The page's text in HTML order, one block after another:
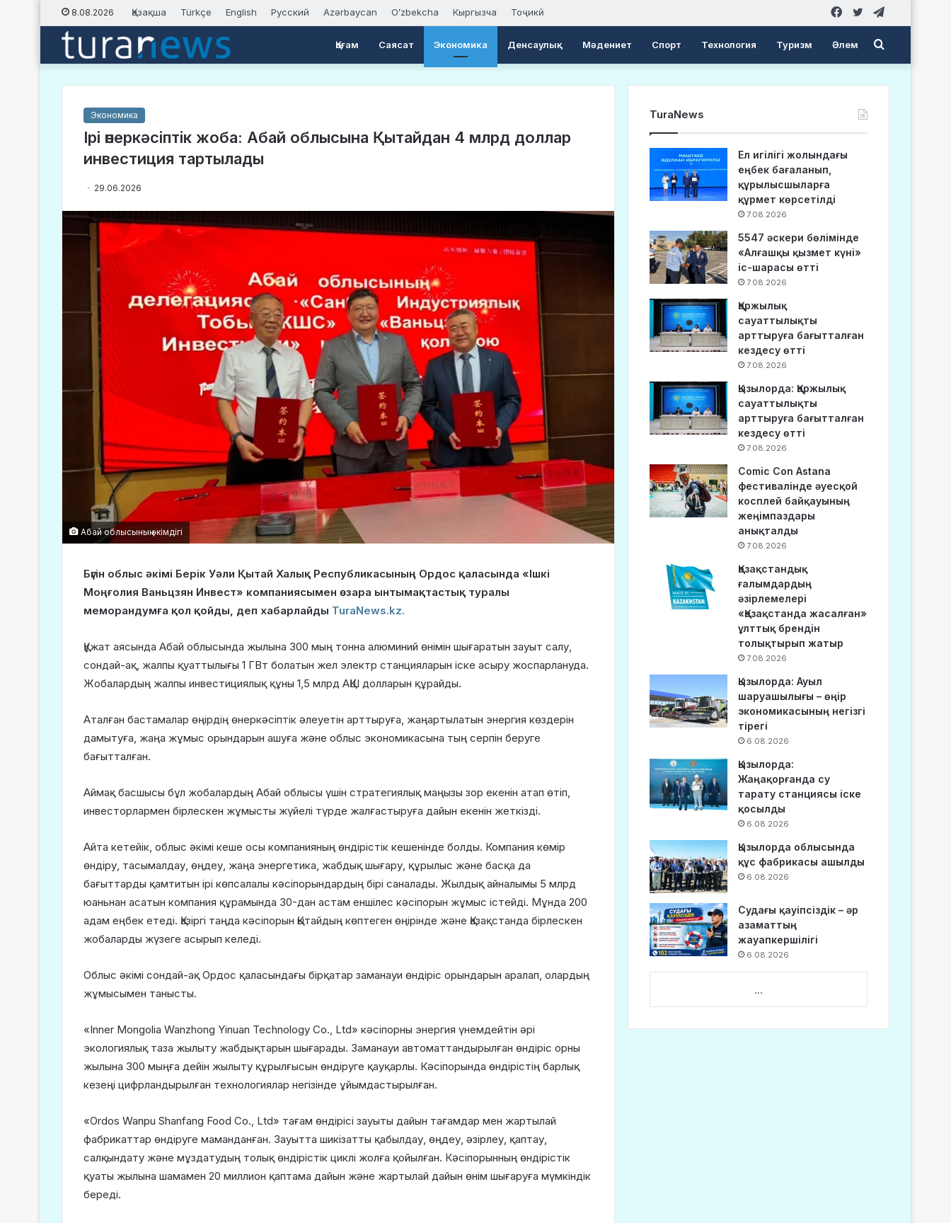
8.08.2026 Қазақша Türkçe English Русский Azərbaycan Oʻzbekcha Кыргызча Тоҷикӣ Twitter
Facebook
Қоғам Саясат Экономика Денсаулық Мәдениет Спорт Технология Туризм Әлем Search
for
Экономика
Ірі өнеркәсіптік жоба: Абай облысына Қытайдан 4 млрд доллар
инвестиция тартылады
29.06.2026
Абай облысының әкімдігі
Бүгін облыс әкімі Берік Уәли Қытай Халық Республикасының Ордос қаласында «Ішкі
Моңғолия Ваньцзян Инвест» компаниясымен өзара ынтымақтастық туралы
меморандумға қол қойды, деп хабарлайды TuraNews.kz.
Құжат аясында Абай облысында жылына 300 мың тонна алюминий өнімін шығаратын зауыт салу,
сондай-ақ, жалпы қуаттылығы 1 ГВт болатын жел электр станцияларын іске асыру жоспарлануда.
Жобалардың жалпы инвестициялық құны 1,5 млрд АҚШ долларын құрайды.
Аталған бастамалар өңірдің өнеркәсіптік әлеуетін арттыруға, жаңартылатын энергия көздерін
дамытуға, жаңа жұмыс орындарын ашуға және облыс экономикасына тың серпін беруге
бағытталған.
Аймақ басшысы бұл жобалардың Абай облысы үшін стратегиялық маңызы зор екенін атап өтіп,
инвесторлармен бірлескен жұмысты жүйелі түрде жалғастыруға дайын екенін жеткізді.
Айта кетейік, облыс әкімі кеше осы компанияның өндірістік кешенінде болды. Компания көмір
өндіру, тасымалдау, өңдеу, жаңа энергетика, жабдық шығару, құрылыс және басқа да
бағыттарды қамтитын ірі көпсалалы кәсіпорындардың бірі саналады. Жылдық айналымы 5 млрд
юаньнан асатын компания құрамында 30-дан астам еншілес кәсіпорын жұмыс істейді. Мұнда 200
адам еңбек етеді. Қазіргі таңда кәсіпорын Қытайдың көптеген өңірінде және Қазақстанда бірлескен
жобаларды жүзеге асырып келеді.
Облыс әкімі сондай-ақ Ордос қаласындағы бірқатар заманауи өндіріс орындарын аралап, олардың
жұмысымен танысты.
«Inner Mongolia Wanzhong Yinuan Technology Co., Ltd» кәсіпорны энергия үнемдейтін әрі
экологиялық таза жылыту жабдықтарын шығарады. Заманауи автоматтандырылған өндіріс орны
жылына 300 мыңға дейін жылыту құрылғысын өндіруге қауқарлы. Кәсіпорында өндірістің барлық
кезеңі цифрландырылған технологиялар негізінде ұйымдастырылған.
«Ordos Wanpu Shanfang Food Co., Ltd» тағам өндірісі зауыты дайын тағамдар мен жартылай
фабрикаттар өндіруге маманданған. Зауытта шикізатты қабылдау, өңдеу, әзірлеу, қаптау,
салқындату және мұздатудың толық өндірістік циклі жолға қойылған. Кәсіпорынның өндірістік
қуаты жылына шамамен 20 миллион қаптама дайын және жартылай дайын өнім шығаруға мүмкіндік
береді.
TuraNews
Ел игілігі жолындағы
еңбек бағаланып,
құрылысшыларға
құрмет көрсетілді
7.08.2026
5547 әскери бөлімінде
«Алғашқы қызмет күні»
іс-шарасы өтті
7.08.2026
Қаржылық
сауаттылықты
арттыруға бағытталған
кездесу өтті
7.08.2026
Қызылорда: Қаржылық
сауаттылықты
арттыруға бағытталған
кездесу өтті
7.08.2026
Comic Con Astana
фестивалінде әуесқой
косплей байқауының
жеңімпаздары
анықталды
7.08.2026
Қазақстандық
ғалымдардың
әзірлемелері
«Қазақстанда жасалған»
ұлттық брендін
толықтырып жатыр
7.08.2026
Қызылорда: Ауыл
шаруашылығы – өңір
экономикасының негізгі
тірегі
6.08.2026
Қызылорда:
Жаңақорғанда су
тарату станциясы іске
қосылды
6.08.2026
Қызылорда облысында
құс фабрикасы ашылды
6.08.2026
Судағы қауіпсіздік – әр
азаматтың
жауапкершілігі
6.08.2026
...